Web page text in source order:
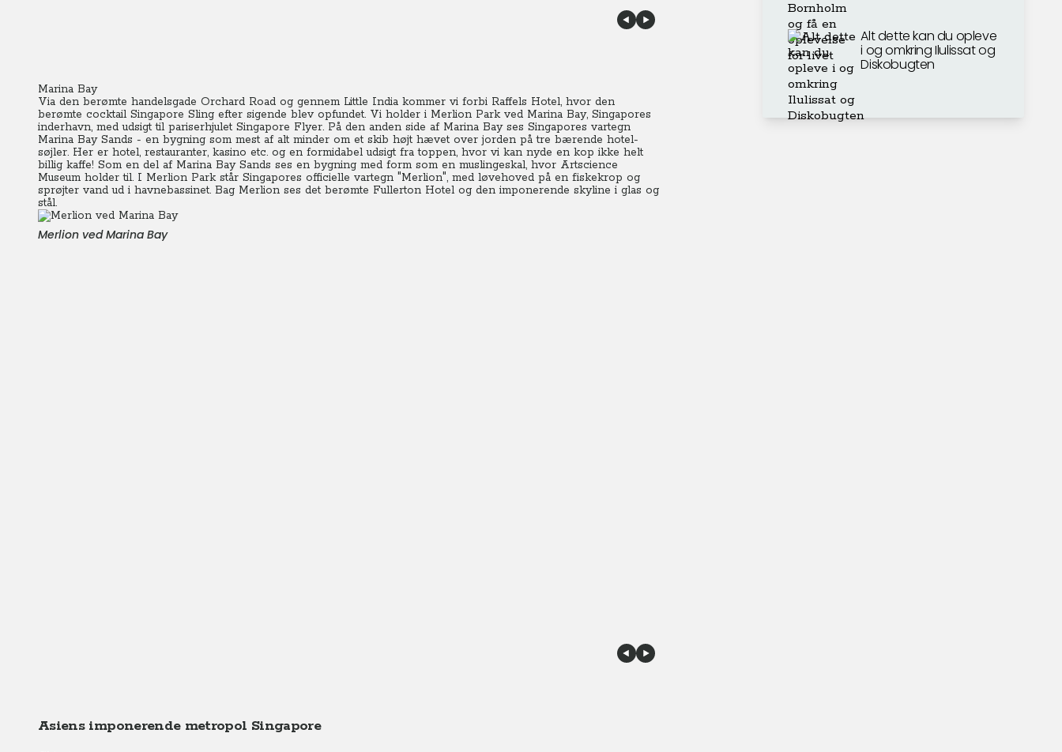
Marina Bay
Via den berømte handelsgade Orchard Road og gennem Little India kommer vi forbi Raffels Hotel, hvor den
berømte cocktail Singapore Sling efter sigende blev opfundet. Vi holder i Merlion Park ved Marina Bay, Singapores
inderhavn, med udsigt til pariserhjulet Singapore Flyer. På den anden side af Marina Bay ses Singapores vartegn
Marina Bay Sands - en bygning som mest af alt minder om et skib højt hævet over jorden på tre bærende hotel-
søjler. Her er hotel, restauranter, kasino etc. og en formidabel udsigt fra toppen, hvor vi kan nyde en kop ikke helt
billig kaffe! Som en del af Marina Bay Sands ses en bygning med form som en muslingeskal, hvor Artscience
Museum holder til. I Merlion Park står Singapores officielle vartegn "Merlion", med løvehoved på en fiskekrop og
sprøjter vand ud i havnebassinet. Bag Merlion ses det berømte Fullerton Hotel og den imponerende skyline i glas og
stål.
Merlion ved Marina Bay
Asiens imponerende metropol Singapore
Alt dette kan du opleve
i og omkring Ilulissat og
Diskobugten